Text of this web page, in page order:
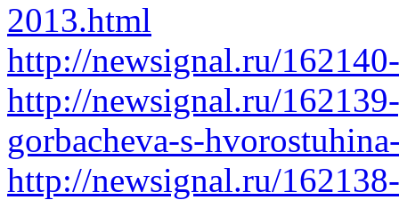
2013.html
http://newsignal.ru/
http://newsignal.ru/
gorbacheva-s-
http://newsignal.ru/